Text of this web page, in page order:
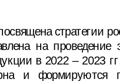
стратегии
на проведение
в 2022 – 2023
и   формируются